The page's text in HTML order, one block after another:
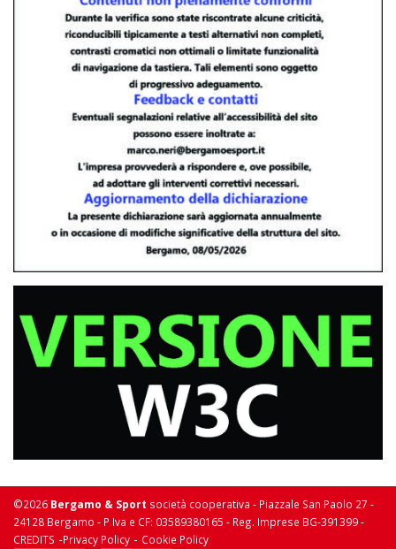
©2026 Bergamo & Sport società cooperativa - Piazzale San Paolo 27 -
24128 Bergamo - P Iva e CF: 03589380165 - Reg. Imprese BG-391399 -
CREDITS -Privacy Policy - Cookie Policy